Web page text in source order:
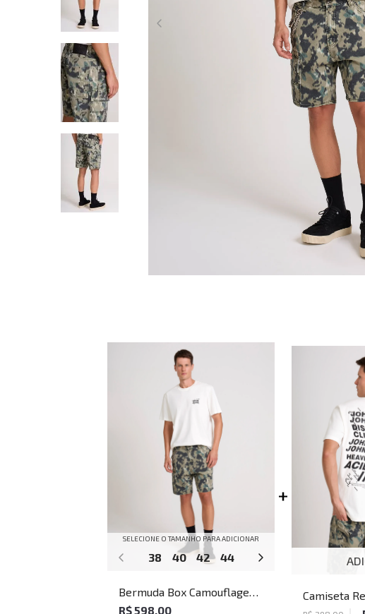
SELECIONE O TAMANHO PARA ADICIONAR
38 40 42 44 46
Bermuda Box Camouflage
John John Masculina
R$ 598,00
Camiseta
Heaven